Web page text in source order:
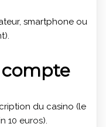
smartphone ou
du casino (le
10 euros).